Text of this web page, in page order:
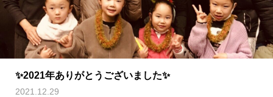
✨2021年ありがとうございました✨
2021.12.29